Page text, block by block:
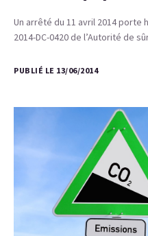
Un arrêté du 11 avril 2014 porte
2014-DC-0420 de l’Autorité de
PUBLIÉ LE 13/06/2014